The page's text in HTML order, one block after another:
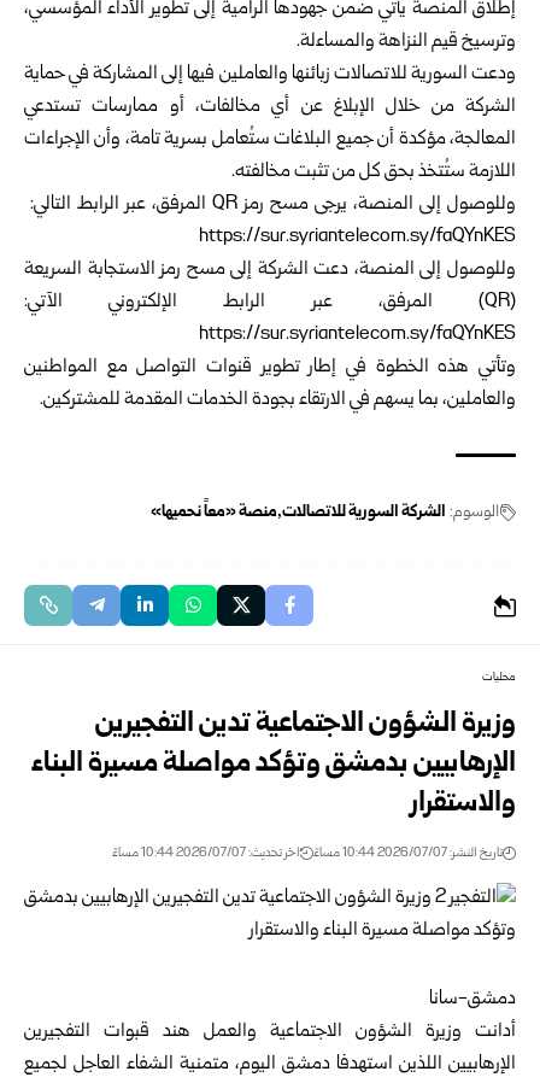
‏إطلاق المنصة يأتي ضمن جهودها الرامية إلى تطوير الأداء المؤسسي،
‏وترسيخ قيم النزاهة والمساءلة. ‏
ودعت السورية للاتصالات زبائنها والعاملين فيها إلى المشاركة في حماية
‏الشركة من خلال الإبلاغ عن أي مخالفات، أو ممارسات تستدعي
المعالجة، ‏مؤكدة أن جميع البلاغات ستُعامل بسرية تامة، وأن الإجراءات
اللازمة ‏ستُتخذ بحق كل من تثبت مخالفته.‏
وللوصول إلى المنصة، يرجى مسح رمز‎ QR ‎المرفق، عبر الرابط التالي‎ :
https://sur.syriantelecom.sy/faQYnKES
وللوصول إلى المنصة، دعت الشركة إلى مسح رمز الاستجابة السريعة
‌‏(‏QR‏) المرفق، عبر الرابط الإلكتروني الآتي:
https://sur.syriantelecom.sy/faQYnKES
وتأتي هذه الخطوة في إطار تطوير قنوات التواصل مع المواطنين
والعاملين، ‏بما يسهم في الارتقاء بجودة الخدمات المقدمة للمشتركين.‏
الوسوم: الشركة السورية للاتصالات منصة «معاً نحميها»
محليات
وزيرة الشؤون الاجتماعية تدين التفجيرين
الإرهابيين بدمشق وتؤكد مواصلة ‏مسيرة البناء
والاستقرار
تاريخ النشر: 2026/07/07 10:44 مساءً اخر تحديث: 2026/07/07 10:44 مساءً
دمشق-سانا
أدانت وزيرة الشؤون الاجتماعية والعمل هند قبوات التفجيرين
الإرهابيين ‏اللذين استهدفا دمشق اليوم، متمنية الشفاء العاجل لجميع